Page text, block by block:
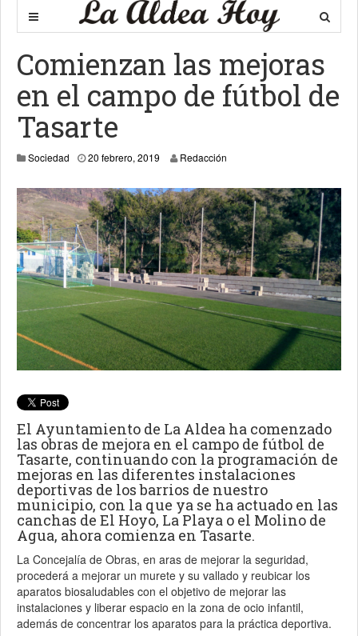
Comienzan las mejoras
en el campo de fútbol de
Tasarte
Sociedad 20 febrero, 2019 Redacción
El Ayuntamiento de La Aldea ha comenzado
las obras de mejora en el campo de fútbol de
Tasarte, continuando con la programación de
mejoras en las diferentes instalaciones
deportivas de los barrios de nuestro
municipio, con la que ya se ha actuado en las
canchas de El Hoyo, La Playa o el Molino de
Agua, ahora comienza en Tasarte.
La Concejalía de Obras, en aras de mejorar la seguridad,
procederá a mejorar un murete y su vallado y reubicar los
aparatos biosaludables con el objetivo de mejorar las
instalaciones y liberar espacio en la zona de ocio infantil,
además de concentrar los aparatos para la práctica deportiva.